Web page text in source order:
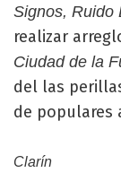
Signos, Ruido
realizar
Ciudad de la
del las
de populares
Clarín